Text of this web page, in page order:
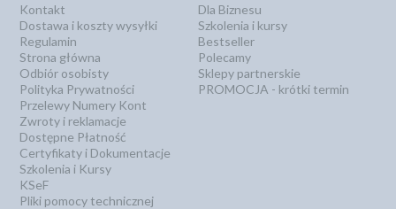
Kontakt
Dostawa i koszty wysyłki
Regulamin
Strona główna
Odbiór osobisty
Polityka Prywatności
Przelewy Numery Kont
Zwroty i reklamacje
Dostępne Płatność
Certyfikaty i Dokumentacje
Szkolenia i Kursy
KSeF
Pliki pomocy technicznej
Dla Biznesu
Szkolenia i kursy
Bestseller
Polecamy
Sklepy partnerskie
PROMOCJA - krótki termin